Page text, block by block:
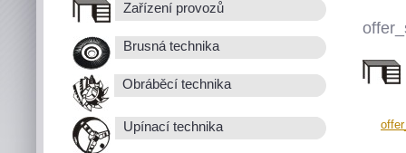
Zařízení provozů
Brusná technika
Obráběcí technika
Upínací technika